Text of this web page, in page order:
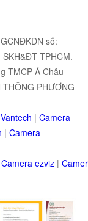
số:
TPHCM.
TMCP Á Châu
PHƯƠNG
| Camera
| Camera
Camera ezviz |